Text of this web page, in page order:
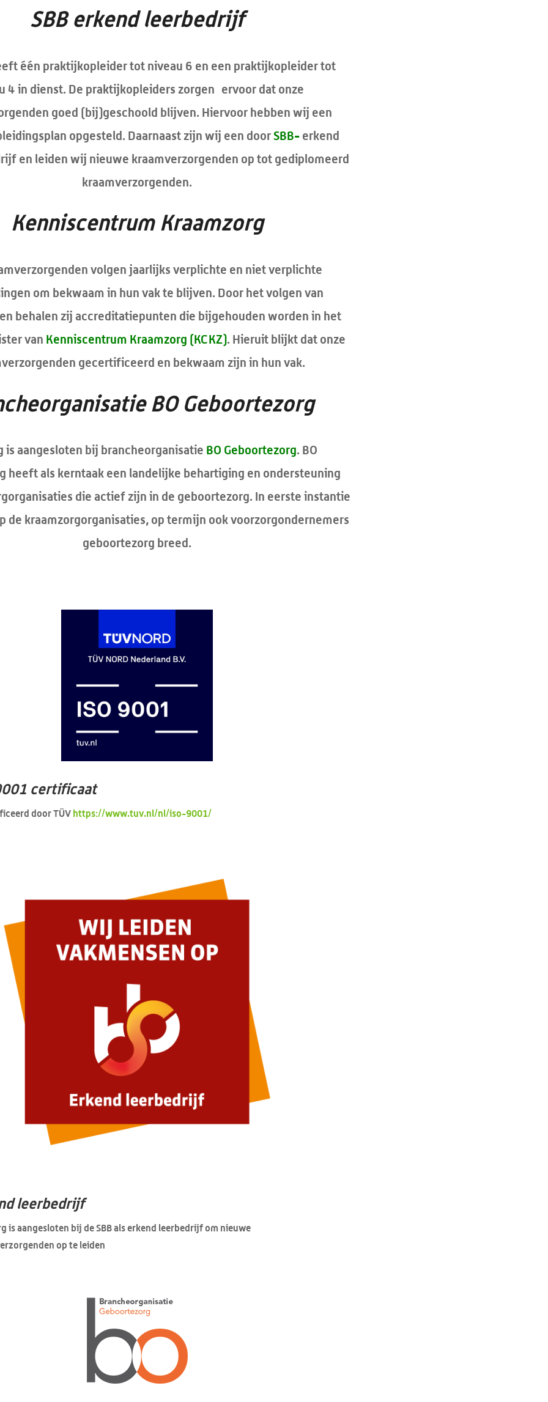
SBB erkend leerbedrijf
één praktijkopleider tot niveau 6 en een praktijkopleider tot
4 in dienst. De praktijkopleiders zorgen ervoor dat onze
goed (bij)geschoold blijven. Hiervoor hebben wij een
opgesteld. Daarnaast zijn wij een doorSBB- erkend
en leiden wij nieuwe kraamverzorgenden op tot gediplomeerd
kraamverzorgenden.
Kenniscentrum Kraamzorg
volgen jaarlijks verplichte en niet verplichte
om bekwaam in hun vak te blijven. Door het volgen van
behalen zij accreditatiepunten die bijgehouden worden in het
van Kenniscentrum Kraamzorg (KCKZ). Hieruit blijkt dat onze
gecertificeerd en bekwaam zijn in hun vak.
BO Geboortezorg
is aangesloten bij brancheorganisatie BO Geboortezorg. BO
heeft als kerntaak een landelijke behartiging en ondersteuning
die actief zijn in de geboortezorg. In eerste instantie
de kraamzorgorganisaties, op termijn ook voorzorgondernemers
geboortezorg breed.
certificaat
door TÜV https://www.tuv.nl/nl/iso-9001/
leerbedrijf
is aangesloten bij de SBB als erkend leerbedrijf om nieuwe
op te leiden